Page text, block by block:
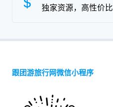
独家资源，高性价比
跟团游旅行网微信小程序